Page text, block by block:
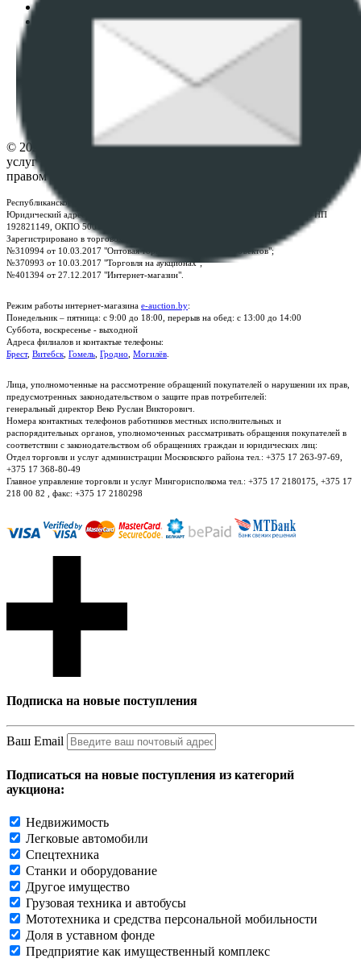
Политика в отношении обработки персональных
ПОЛОЖЕНИЕ О ПОЛИТИКЕ ОБРАБОТКИ COOKIE-
Настройки cookie-файлов
© 2026 Республиканское унитарное предприятие по оказанию
услуг "БелЮрОбеспечение" - Все права защищены авторским
правом
Республиканское унитарное предприятие по оказанию услуг "БелЮрОбеспечение"
Юридический адрес: г. Минск, пр-т. Дзержинского, 1Б, e-mail:
, УНП
192821149, ОКПО 500111895000
Зарегистрировано в торговом реестре Республики Беларусь:
№310994 от 10.03.2017 "Оптовая торговля без торговых объектов";
№370993 от 10.03.2017 "Торговля на аукционах";
№401394 от 27.12.2017 "Интернет-магазин".
Режим работы интернет-магазина e-auction.by:
Понедельник – пятница: с 9:00 до 18:00, перерыв на обед: с 13:00 до 14:00
Суббота, воскресенье - выходной
Адреса филиалов и контактые телефоны:
Брест, Витебск Гомель Гродно Могилёв
Лица, уполномоченные на рассмотрение обращений покупателей о нарушении их прав,
предусмотренных законодательством о защите прав потребителей:
генеральный директор Веко Руслан Викторович.
Номера контактных телефонов работников местных исполнительных и
распорядительных органов, уполномоченных рассматривать обращения покупателей в
соответствии с законодательством об обращениях граждан и юридических лиц:
Отдел торговли и услуг администрации Московского района тел.: +375 17 263-97-69,
+375 17 368-80-49
Главное управление торговли и услуг Мингорисполкома тел.: +375 17 2180175, +375 17
218 00 82 , факс: +375 17 2180298
Подписка на новые поступления
Ваш Email
Подписаться на новые поступления из категорий
аукциона:
Недвижимость
Легковые автомобили
Спецтехника
Станки и оборудование
Другое имущество
Грузовая техника и автобусы
Мототехника и средства персональной мобильности
Доля в уставном фонде
Предприятие как имущественный комплекс